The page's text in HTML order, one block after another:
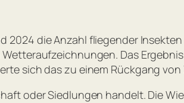
2024 die Anzahl fliegender
Das
sich das zu einem Rückgang von
oder Siedlungen handelt. Die